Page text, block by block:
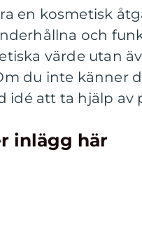
en kosmetisk
och
värde utan
du inte känner
idé att ta hjälp av
inlägg här